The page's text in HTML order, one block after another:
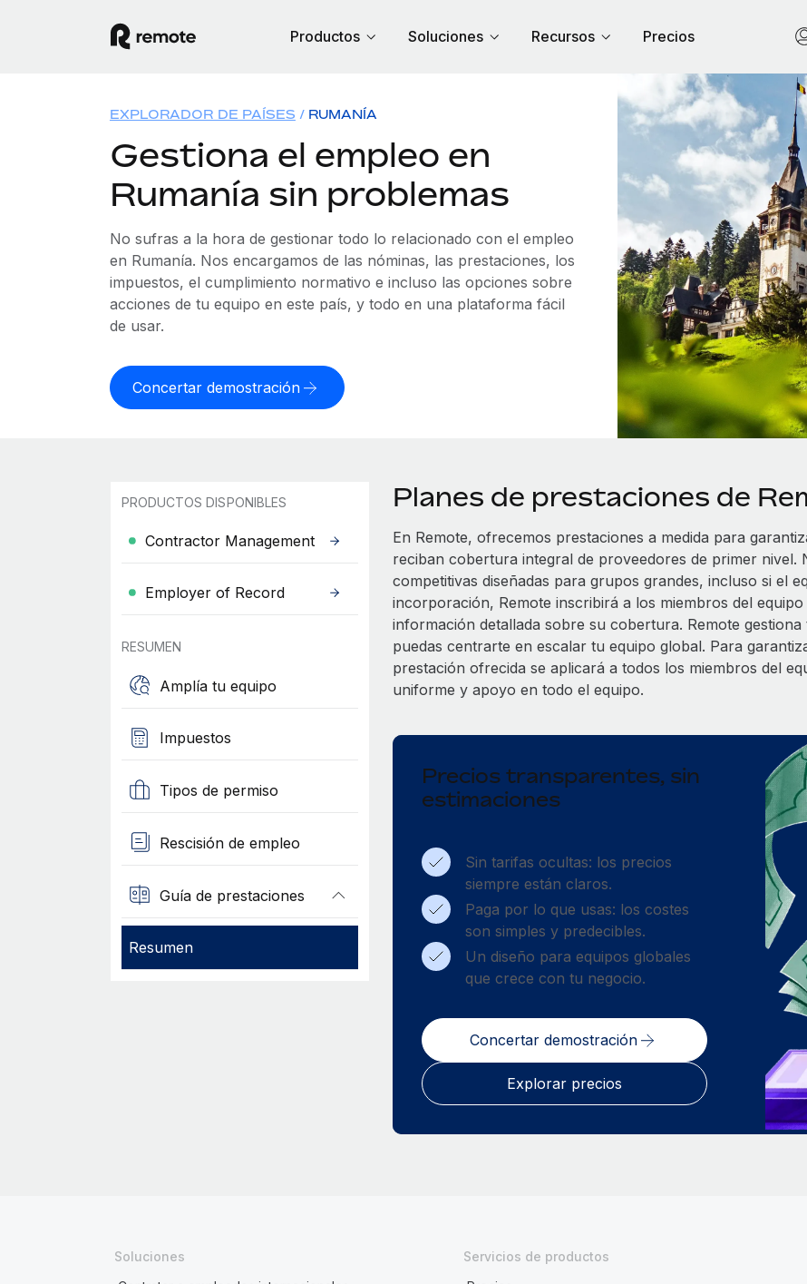
Productos Soluciones Recursos Precios
EXPLORADOR DE PAÍSES RUMANÍA
Gestiona el empleo en
Rumanía sin problemas
No sufras a la hora de gestionar todo lo relacionado con el empleo
en Rumanía. Nos encargamos de las nóminas, las prestaciones, los
impuestos, el cumplimiento normativo e incluso las opciones sobre
acciones de tu equipo en este país, y todo en una plataforma fácil
de usar.
Concertar demostración
PRODUCTOS DISPONIBLES
Contractor Management
Employer of Record
RESUMEN
Amplía tu equipo
Impuestos
Tipos de permiso
Rescisión de empleo
Guía de prestaciones
Resumen
Planes de prestaciones de
En Remote, ofrecemos prestaciones a medida para
reciban cobertura integral de proveedores de primer nivel.
competitivas diseñadas para grupos grandes, incluso si el
incorporación, Remote inscribirá a los miembros del
información detallada sobre su cobertura. Remote
puedas centrarte en escalar tu equipo global. Para
prestación ofrecida se aplicará a todos los miembros del
uniforme y apoyo en todo el equipo.
Precios transparentes, sin
estimaciones
Sin tarifas ocultas: los precios
siempre están claros.
Paga por lo que usas: los costes
son simples y predecibles.
Un diseño para equipos globales
que crece con tu negocio.
Concertar demostración
Explorar precios
Soluciones
Servicios de productos